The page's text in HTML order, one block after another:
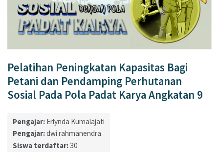
Pelatihan Peningkatan Kapasitas Bagi
Petani dan Pendamping Perhutanan
Sosial Pada Pola Padat Karya Angkatan 9
Pengajar: Erlynda Kumalajati
Pengajar:dwi rahmanendra
Siswa terdaftar: 30